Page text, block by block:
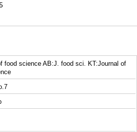
food science AB:J. food sci. KT:Journal of